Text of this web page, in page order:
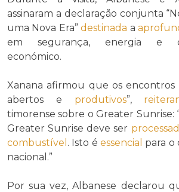
assinaram a declaração conjunta
uma Nova Era”destinada a
em segurança, energia e
económico.
Xanana afirmou que os encontros
abertos e produtivos”,
timorense sobre o Greater Sunrise:
Greater Sunrise deve ser
combustível . Isto é essencial para o
nacional.”
Por sua vez, Albanese declarou